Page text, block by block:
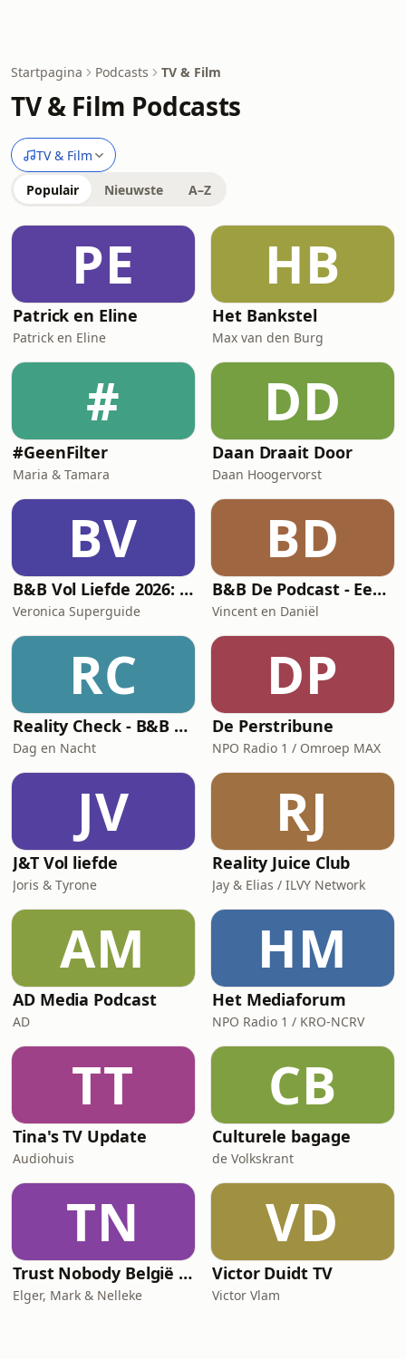
Startpagina Podcasts TV & Film
TV & Film Podcasts
TV & Film
Populair Nieuwste A–Z
PE
Patrick en Eline
Patrick en Eline
HB
Het Bankstel
Max van den Burg
#
#GeenFilter
Maria & Tamara
DD
Daan Draait Door
Daan Hoogervorst
BV
B&B Vol Liefde 2026: De Nabeschouwing
Veronica Superguide
BD
B&B De Podcast - Een podcast over B&B Vol Liefde
Vincent en Daniël
RC
Reality Check - B&B Vol Liefde
Dag en Nacht
DP
De Perstribune
NPO Radio 1 / Omroep MAX
JV
J&T Vol liefde
Joris & Tyrone
RJ
Reality Juice Club
Jay & Elias / ILVY Network
AM
AD Media Podcast
AD
HM
Het Mediaforum
NPO Radio 1 / KRO-NCRV
TT
Tina's TV Update
Audiohuis
CB
Culturele bagage
de Volkskrant
TN
Trust Nobody België - Een podcast over De Mol
Elger, Mark & Nelleke
VD
Victor Duidt TV
Victor Vlam